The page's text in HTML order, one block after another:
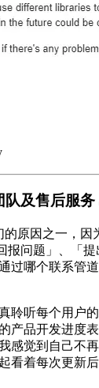
队及售后服务
的原因之一，因
报问题」、「
过哪个联系管
聆听每个用户
产品开发进度
感觉到自己不
看着每次更新